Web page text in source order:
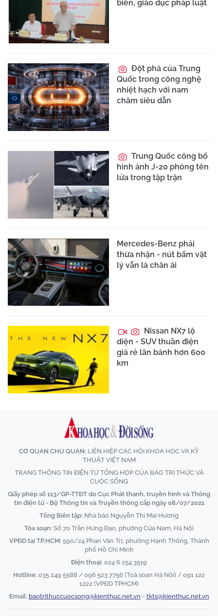
biến, giáo dục pháp luật
Đột phá của Trung
Quốc trong công nghệ
nhiệt hạch với nam
châm siêu dẫn
Trung Quốc công bố
hình ảnh J-20 phóng tên
lửa trong tập trận
Mercedes-Benz phải
thừa nhận - nút bấm vật
lý vẫn là chân ái
Nissan NX7 lộ
diện - SUV thuần điện
giá rẻ lăn bánh hơn 600
km
CƠ QUAN CHỦ QUẢN: LIÊN HIỆP CÁC HỘI KHOA HỌC VÀ KỸ
THUẬT VIỆT NAM
TRANG THÔNG TIN ĐIỆN TỬ TỔNG HỢP CỦA BÁO TRI THỨC VÀ
CUỘC SỐNG
Giấy phép số 113/GP-TTĐT do Cục Phát thanh, truyền hình và Thông
tin điện tử - Bộ Thông tin và Truyền thông cấp ngày 08/07/2021
Tổng Biên tập: Nhà báo Nguyễn Thị Mai Hương
Tòa soạn: Số 70 Trần Hưng Đạo, phường Cửa Nam, Hà Nội
VPĐD tại TP.HCM: 590/24 Phan Văn Trị, phường Hạnh Thông, Thành
phố Hồ Chí Minh
Điện thoại: 024 6 254 3519
Hotline: 035 249 5588 / 096 523 7756 (Toà soạn Hà Nội) / 091 122
1222 (VPĐD TPHCM)
Email: baotrithuccuocsong@kienthuc.net.vn - tkts@kienthuc.net.vn